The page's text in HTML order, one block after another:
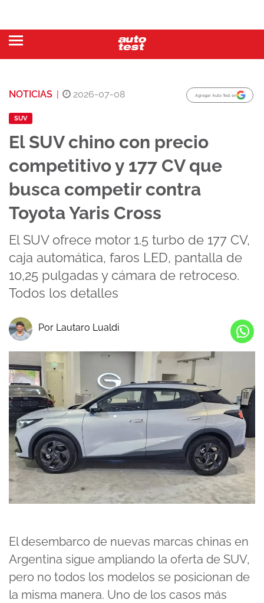
NOTICIAS | 2026-07-08 Agregar Auto Test en
SUV
El SUV chino con precio
competitivo y 177 CV que
busca competir contra
Toyota Yaris Cross
El SUV ofrece motor 1.5 turbo de 177 CV,
caja automática, faros LED, pantalla de
10,25 pulgadas y cámara de retroceso.
Todos los detalles
Por Lautaro Lualdi
El desembarco de nuevas marcas chinas en
Argentina sigue ampliando la oferta de SUV,
pero no todos los modelos se posicionan de
la misma manera. Uno de los casos más